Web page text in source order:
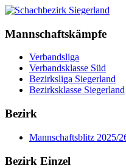
Mannschaftskämpfe
Verbandsliga
Verbandsklasse Süd
Bezirksliga Siegerland
Bezirksklasse Siegerland
Bezirk
Mannschaftsblitz 2025/
Bezirk Einzel